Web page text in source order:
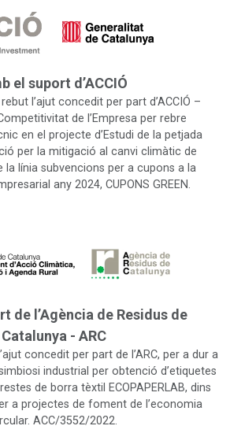
el suport d’ACCIÓ
l’ajut concedit per part d’ACCIÓ –
de l’Empresa per rebre
en el projecte d’Estudi de la petjada
per la mitigació al canvi climàtic de
la línia subvencions per a cupons a la
any 2024, CUPONS GREEN.
de l’Agència de Residus de
Catalunya - ARC
concedit per part de l’ARC, per a dur a
industrial per obtenció d’etiquetes
de borra tèxtil ECOPAPERLAB, dins
a projectes de foment de l’economia
ACC/3552/2022.